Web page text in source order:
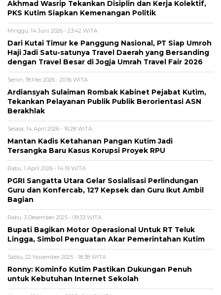
Akhmad Wasrip Tekankan Disiplin dan Kerja Kolektif,
PKS Kutim Siapkan Kemenangan Politik
Minggu, 14 Juni 2026 - 23:42 WITA
Dari Kutai Timur ke Panggung Nasional, PT Siap Umroh
Haji Jadi Satu-satunya Travel Daerah yang Bersanding
dengan Travel Besar di Jogja Umrah Travel Fair 2026
Senin, 18 Mei 2026 - 20:16 WITA
Ardiansyah Sulaiman Rombak Kabinet Pejabat Kutim,
Tekankan Pelayanan Publik Publik Berorientasi ASN
Berakhlak
Selasa, 14 April 2026 - 16:28 WITA
Mantan Kadis Ketahanan Pangan Kutim Jadi
Tersangka Baru Kasus Korupsi Proyek RPU
Rabu, 1 April 2026 - 14:19 WITA
PGRI Sangatta Utara Gelar Sosialisasi Perlindungan
Guru dan Konfercab, 127 Kepsek dan Guru Ikut Ambil
Bagian
Rabu, 3 Desember 2025 - 09:33 WITA
Bupati Bagikan Motor Operasional Untuk RT Teluk
Lingga, Simbol Penguatan Akar Pemerintahan Kutim
Sabtu, 22 November 2025 - 18:38 WITA
Ronny: Kominfo Kutim Pastikan Dukungan Penuh
untuk Kebutuhan Internet Sekolah